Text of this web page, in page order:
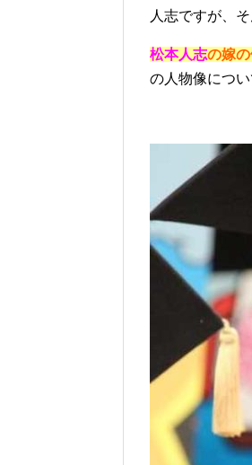
人志ですが、
松本人志の嫁
の人物像につ